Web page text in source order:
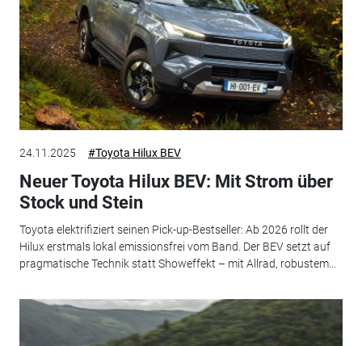
24.11.2025 #Toyota Hilux BEV
Neuer Toyota Hilux BEV: Mit Strom über
Stock und Stein
Toyota elektrifiziert seinen Pick-up-Bestseller: Ab 2026 rollt der
Hilux erstmals lokal emissionsfrei vom Band. Der BEV setzt auf
pragmatische Technik statt Showeffekt – mit Allrad, robustem...